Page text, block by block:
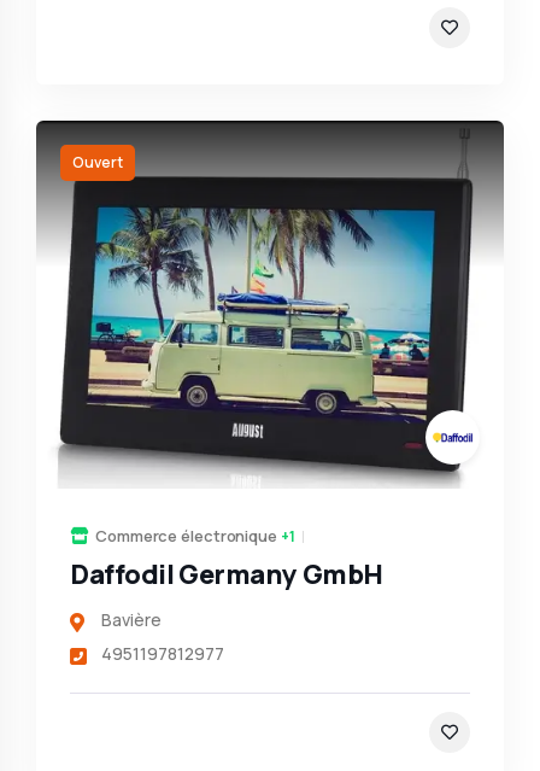
Ouvert
Commerce électronique +1
Daffodil Germany GmbH
Bavière
4951197812977